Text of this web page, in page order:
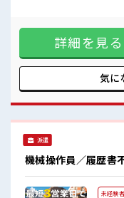
プライベートも謳歌で
≪初めての仕
レンジするの
す！ イチから
う！ ≪自分に
お仕事です！ ■職場の雰囲気 しっかり休める休憩室あり！ オ
ンオフの切
詳細を見る
気に
派遣
機械操作員／履歴書
未経験